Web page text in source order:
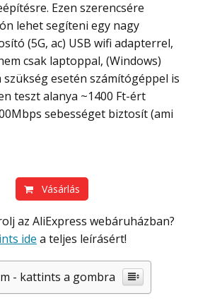
Ezen szerencsére
lehet segíteni egy nagy
(5G, ac) USB wifi adapterrel,
csak laptoppal, (Windows)
esetén számítógéppel is
teszt alanya ~1400 Ft-ért
sebességet biztosít (ami
Vásárlás
az AliExpress webáruházban?
ide a teljes leírásért!
- kattints a gombra